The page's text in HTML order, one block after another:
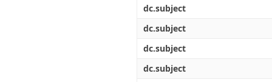
dc.subject
dc.subject
dc.subject
dc.subject